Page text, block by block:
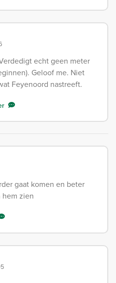
echt geen meter
Geloof me. Niet
Feyenoord nastreeft.
gaat komen en beter
zien